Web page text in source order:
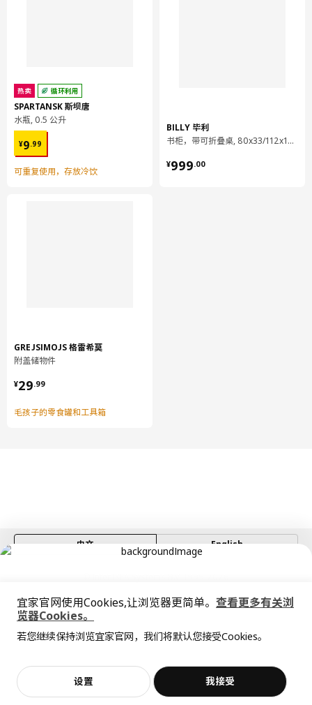
热卖 循环利用
SPARTANSK 斯坝唐
水瓶, 0.5 公升
¥9.99
¥ 9.99
可重复使用，存放冷饮
GREJSIMOJS 格雷希莫
附盖储物件
¥29.99
¥ 29.99
毛孩子的零食罐和工具箱
BILLY 毕利
书柜，带可折叠桌, 80x33/112x106 厘米
¥999.00
¥ 999.00
抱歉，该商品在所选地区暂时缺货。
客服
加入购物袋 立即购买
中文 English
上海工商
沪公网安备 31010402001069号
宜家AI购物助手算法 网信算备310104755117001240013号
价格透明，设计专业，现货供应
不，谢谢 立即预约
宜家官网使用Cookies,让浏览器更简单。 查看更多有关浏
览器Cookies。
若您继续保持浏览宜家官网，我们将默认您接受Cookies。
设置 我接受